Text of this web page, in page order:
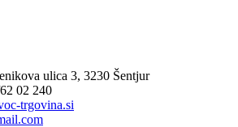
ulica 3, 3230 Šentjur
02 240
trgovina.si